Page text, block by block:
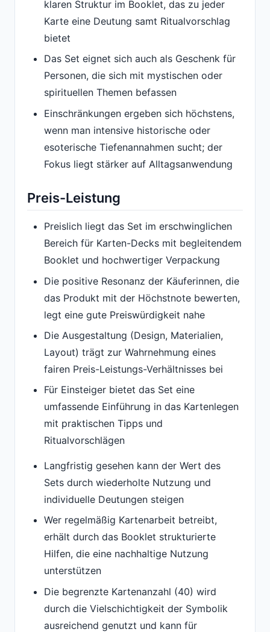
klaren Struktur im Booklet, das zu jeder
Karte eine Deutung samt Ritualvorschlag
bietet
Das Set eignet sich auch als Geschenk für
Personen, die sich mit mystischen oder
spirituellen Themen befassen
Einschränkungen ergeben sich höchstens,
wenn man intensive historische oder
esoterische Tiefenannahmen sucht; der
Fokus liegt stärker auf Alltagsanwendung
Preis-Leistung
Preislich liegt das Set im erschwinglichen
Bereich für Karten-Decks mit begleitendem
Booklet und hochwertiger Verpackung
Die positive Resonanz der Käuferinnen, die
das Produkt mit der Höchstnote bewerten,
legt eine gute Preiswürdigkeit nahe
Die Ausgestaltung (Design, Materialien,
Layout) trägt zur Wahrnehmung eines
fairen Preis-Leistungs-Verhältnisses bei
Für Einsteiger bietet das Set eine
umfassende Einführung in das Kartenlegen
mit praktischen Tipps und
Ritualvorschlägen
Langfristig gesehen kann der Wert des
Sets durch wiederholte Nutzung und
individuelle Deutungen steigen
Wer regelmäßig Kartenarbeit betreibt,
erhält durch das Booklet strukturierte
Hilfen, die eine nachhaltige Nutzung
unterstützen
Die begrenzte Kartenanzahl (40) wird
durch die Vielschichtigkeit der Symbolik
ausreichend genutzt und kann für